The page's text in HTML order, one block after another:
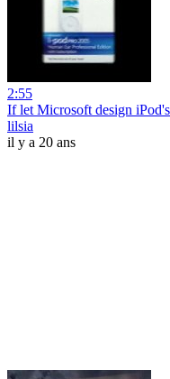
2:55
If let Microsoft design
lilsia
il y a 20 ans